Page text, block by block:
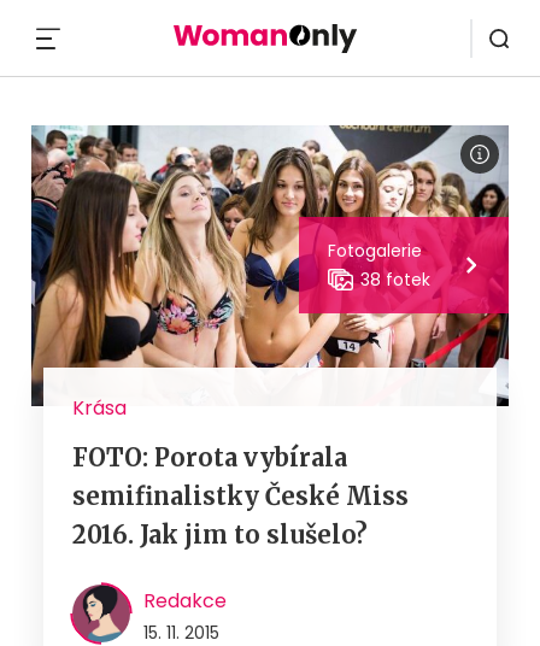
Fotogalerie
38 fotek
Krása
FOTO: Porota vybírala
semifinalistky České Miss
2016. Jak jim to slušelo?
Redakce
15. 11. 2015